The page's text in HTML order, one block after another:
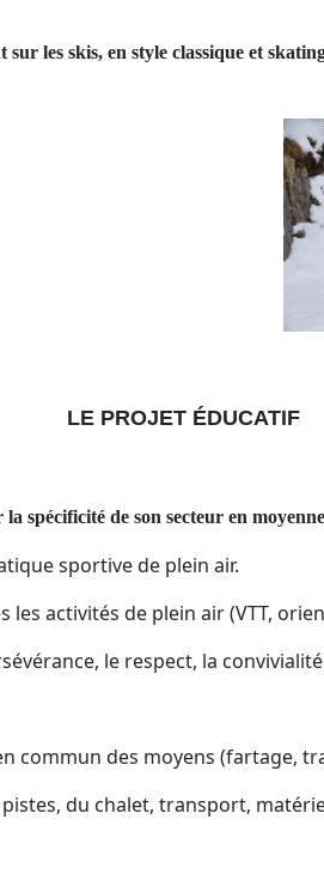
sur les skis, en style classique et
LE PROJET ÉDUCATIF
spécificité de son secteur en
sportive de plein air.
activités de plein air (VTT,
le respect, la
commun des moyens (fartage,
du chalet, transport,